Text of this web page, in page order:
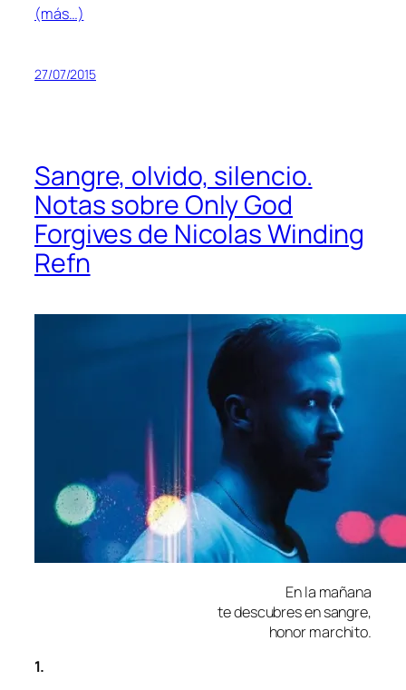
(más…)
27/07/2015
Sangre, olvido, silencio.
Notas sobre Only God
Forgives de Nicolas Winding
Refn
En la mañana
te des­cu­bres en sangre,
ho­nor marchito.
1.